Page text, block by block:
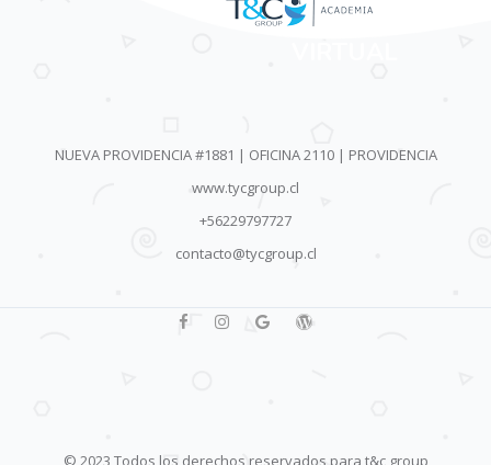
NUEVA PROVIDENCIA #1881 | OFICINA 2110 | PROVIDENCIA
www.tycgroup.cl
+56229797727
contacto@tycgroup.cl
© 2023 Todos los derechos reservados para t&c group